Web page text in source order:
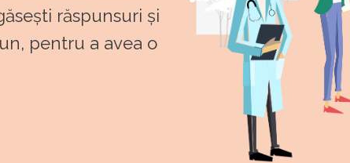
răspunsuri și
pentru a avea o